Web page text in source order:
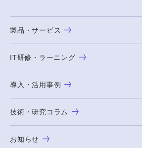
製品・サービス
IT研修・ラーニング
導入・活用事例
技術・研究コラム
お知らせ